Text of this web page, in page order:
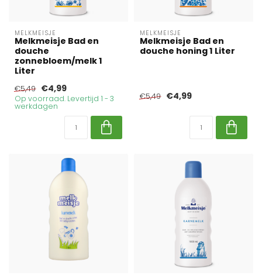
MELKMEISJE
Melkmeisje Bad en
douche
zonnebloem/melk 1
Liter
€5,49 €4,99
Op voorraad. Levertijd 1 - 3
werkdagen
MELKMEISJE
Melkmeisje Bad en
douche honing 1 Liter
€5,49 €4,99